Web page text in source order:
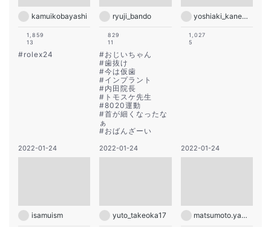
kamuikobayashi
1,859
13
#rolex24
ryuji_bando
829
11
#おじいちゃん
#歯抜け
#今は仮歯
#インプラント
#内田院長
# トモスケ先生
#8020運動
#首が細くなったな
ぁ
#おばんざーい
yoshiaki_kanemura
1,027
5
2022-01-24
isamuism
2022-01-24
yuto_takeoka17
2022-01-24
matsumoto.yamagafc